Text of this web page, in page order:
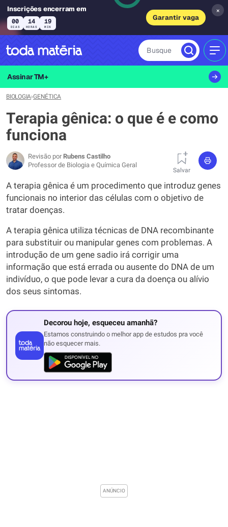
Inscrições encerram em
00
DIAS
14
HORAS
19
MIN
Garantir vaga
×
Busque
Assinar TM+
BIOLOGIA›GENÉTICA
Terapia gênica: o que é e como
funciona
Revisão por Rubens Castilho
Professor de Biologia e Química Geral
Salvar
A terapia gênica é um procedimento que introduz genes
funcionais no interior das células com o objetivo de
tratar doenças.
A terapia gênica utiliza técnicas de DNA recombinante
para substituir ou manipular genes com problemas. A
introdução de um gene sadio irá corrigir uma
informação que está errada ou ausente do DNA de um
indivíduo, o que pode levar a cura da doença ou alívio
dos seus sintomas.
Decorou hoje, esqueceu amanhã?
Estamos construindo o melhor app de estudos pra você
não esquecer mais.